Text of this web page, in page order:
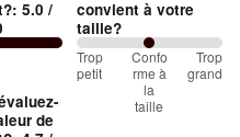
:5.0 /
de
convient à votre
taille?
100
between
Trop
petit
Confo
rme à
la
taille
Trop
grand